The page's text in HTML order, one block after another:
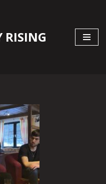
RISING